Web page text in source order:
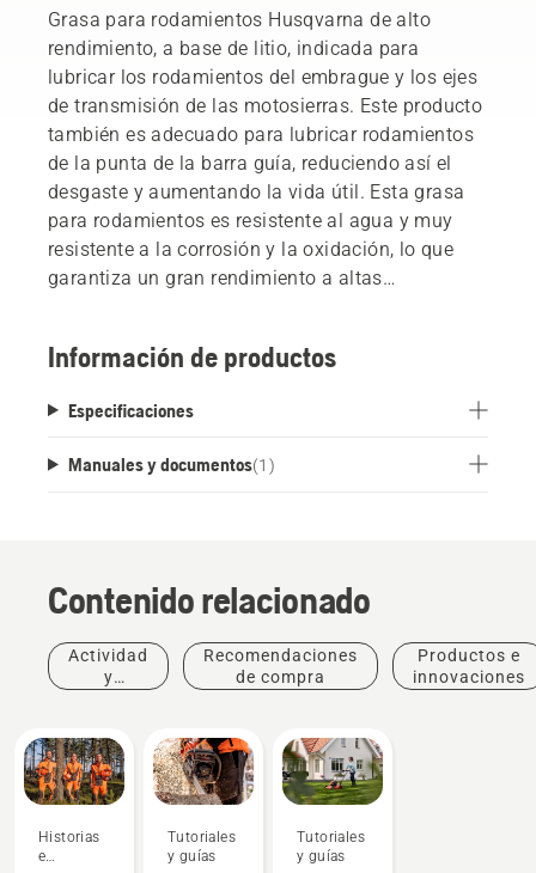
Grasa para rodamientos Husqvarna de alto
rendimiento, a base de litio, indicada para
lubricar los rodamientos del embrague y los ejes
de transmisión de las motosierras. Este producto
también es adecuado para lubricar rodamientos
de la punta de la barra guía, reduciendo así el
desgaste y aumentando la vida útil. Esta grasa
para rodamientos es resistente al agua y muy
resistente a la corrosión y la oxidación, lo que
garantiza un gran rendimiento a altas
Información de productos
Especificaciones
Manuales y documentos(1 )
Contenido relacionado
Actividad
y
Recomendaciones
de compra
Productos e
innovaciones
Historias
e
Tutoriales
y guías
Tutoriales
y guías